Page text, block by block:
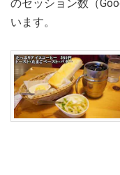
のセッション数（
います。